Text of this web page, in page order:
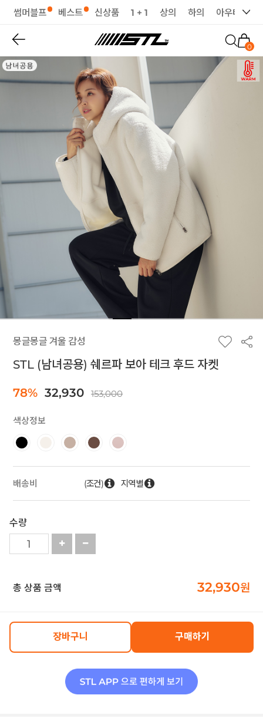
썸머블프 베스트 신상품 1 + 1 상의 하의 아우터
0
몽글몽글 겨울 감성
STL (남녀공용) 쉐르파 보아 테크 후드 자켓
78% 32,930 153,000
색상정보
배송비 (조건) 지역별
수량
총 상품 금액 32,930원
장바구니 구매하기